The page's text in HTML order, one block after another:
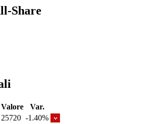
Share
Valore
Var.
25720 -1.40%